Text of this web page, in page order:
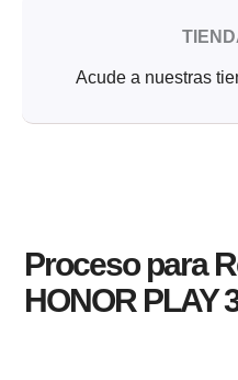
Acude a nuestras
Proceso para
HONOR PLAY